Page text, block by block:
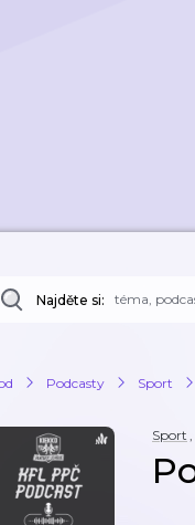
Najděte si:
Podcasty Sport
Sport ,